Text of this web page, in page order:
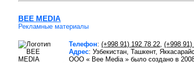
BEE MEDIA
Рекламные материалы
Телефон: (+998 91) 192 78 22, (+998 91)
Адрес: Узбекистан, Ташкент,
ООО « Bee Мedia » было создано в